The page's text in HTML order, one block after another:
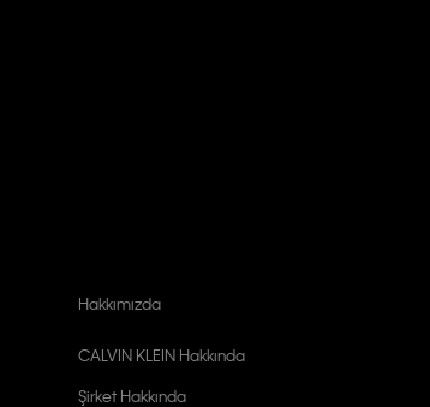
Hakkımızda
CALVIN KLEIN Hakkında
Şirket Hakkında